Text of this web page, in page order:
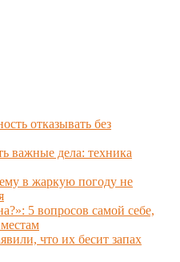
отказывать без
важные дела: техника
в жаркую погоду не
5 вопросов самой себе,
что их бесит запах